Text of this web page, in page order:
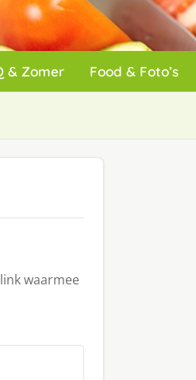
& Zomer Food & Foto’s
waarmee